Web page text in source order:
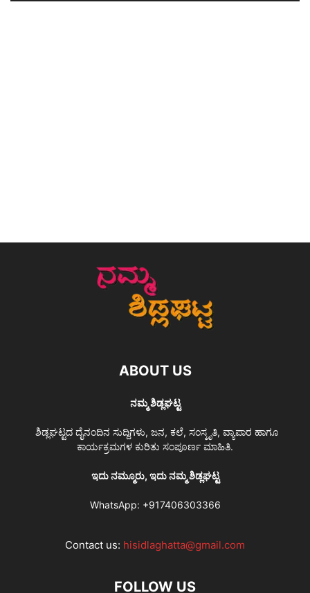
ABOUT US
ನಮ್ಮ ಶಿಡ್ಲಘಟ್ಟ
ಶಿಡ್ಲಘಟ್ಟದ ದೈನಂದಿನ ಸುದ್ದಿಗಳು, ಜನ, ಕಲೆ, ಸಂಸ್ಕೃತಿ, ವ್ಯಾಪಾರ ಹಾಗೂ
ಕಾರ್ಯಕ್ರಮಗಳ ಕುರಿತು ಸಂಪೂರ್ಣ ಮಾಹಿತಿ.
ಇದು ನಮ್ಮೂರು, ಇದು ನಮ್ಮ ಶಿಡ್ಲಘಟ್ಟ
WhatsApp: +917406303366
Contact us: hisidlaghatta@gmail.com
FOLLOW US